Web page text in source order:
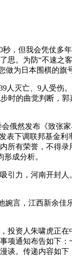
但我会凭仗多年
。为防“不速之
为日本围棋的旗
亡、9人受伤。
时的曲觉判断，
然发布《致张
下调联邦基金利
所有荣誉，不得
成分析。
力，河南开封
言，江西新余佳
资人朱啸虎正
通知布告如下：
。传递内容如